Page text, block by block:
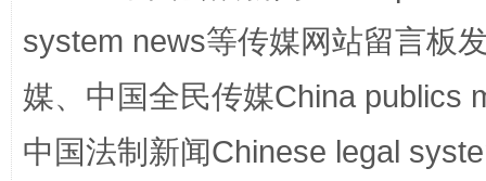
完善运行机制助力责任有效落实 一纸欠
system news等传媒网站留言板
媒、中国全民传媒China publics
中国法制新闻Chinese legal